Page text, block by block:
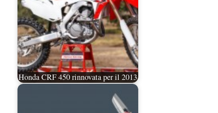
Honda CRF 450 rinnovata per il 2013